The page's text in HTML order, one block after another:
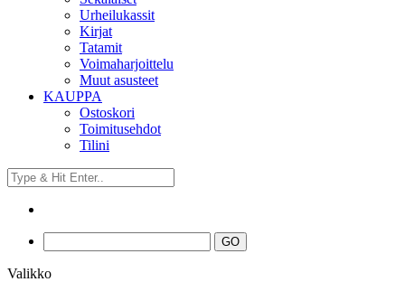
Urheilukassit
Kirjat
Tatamit
Voimaharjoittelu
Muut asusteet
KAUPPA
Ostoskori
Toimitusehdot
Tilini
Valikko